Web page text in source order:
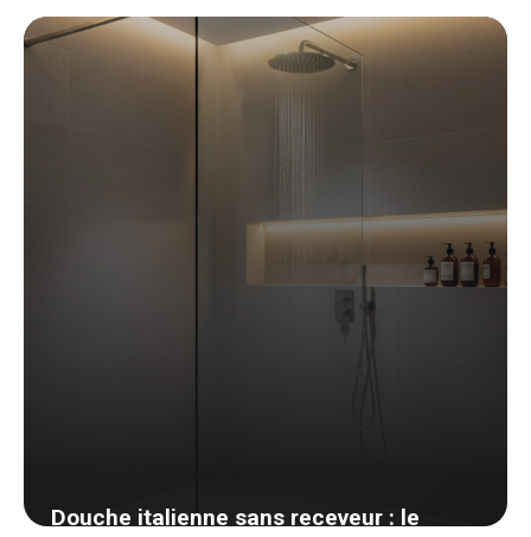
survivent vraiment à l’humidité
Douche italienne sans receveur : le